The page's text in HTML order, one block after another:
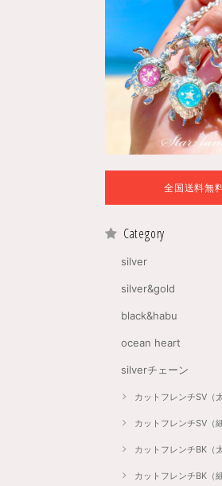
全国送料無
Category
silver
silver&gold
black&habu
ocean heart
silverチェーン
カットフレンチSV（太
カットフレンチSV（細
カットフレンチBK（太
カットフレンチBK（細